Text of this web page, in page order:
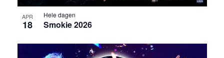
APR
18
Hele dagen
Smokie 2026